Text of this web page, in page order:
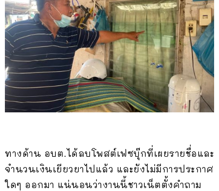
ทางด้าน อบต.ได้ลบโพสต์เฟซบุ๊กที่เผยรายชื่อและ
จำนวนเงินเยียวยาไปแล้ว และยังไม่มีการประกาศ
ใดๆ ออกมา แน่นอนว่างานนี้ชาวเน็ตตั้งคำถาม